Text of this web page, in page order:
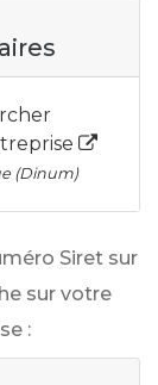
(Dinum)
Siret sur
sur votre
: